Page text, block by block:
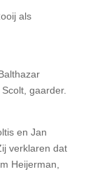
als
gaarder.
en Jan
verklaren dat
Heijerman,